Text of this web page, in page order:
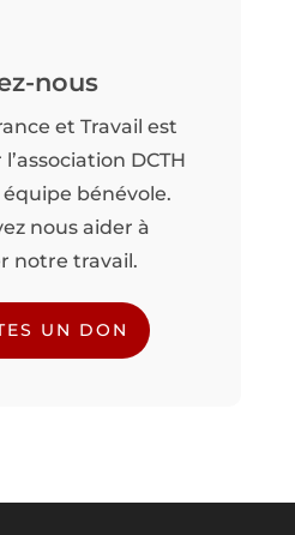
nous
et Travail est
DCTH
équipe bénévole.
nous aider à
notre travail.
UN DON